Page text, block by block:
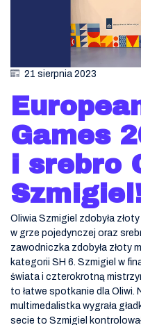
21 sierpnia 2023
Games
i srebro
Oliwia Szmigiel zdobyła
w grze pojedynczej oraz
zawodniczka zdobyła złoty
kategorii SH 6. Szmigiel w
świata i czterokrotną
to łatwe spotkanie dla Oliwi.
multimedalistka wygrała
secie to Szmigiel